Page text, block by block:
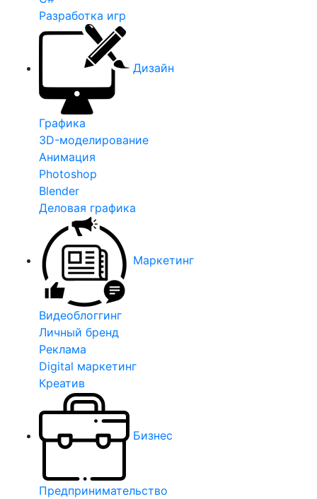
Разработка игр
Дизайн
Графика
3D-моделирование
Анимация
Photoshop
Blender
Деловая графика
Маркетинг
Видеоблоггинг
Личный бренд
Реклама
Digital маркетинг
Креатив
Бизнес
Предпринимательство